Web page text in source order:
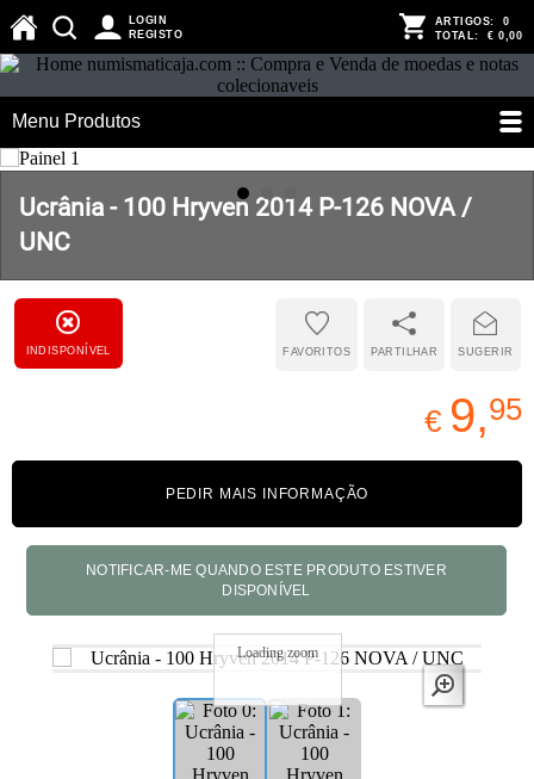
LOGIN
REGISTO
ARTIGOS: 0
TOTAL: € 0,00
Menu Produtos
Ucrânia - 100 Hryven 2014 P-126 NOVA /
UNC
INDISPONÍVEL SUGERIR
PARTILHAR
FAVORITOS
€ 9,95
PEDIR MAIS INFORMAÇÃO
Loading zoom